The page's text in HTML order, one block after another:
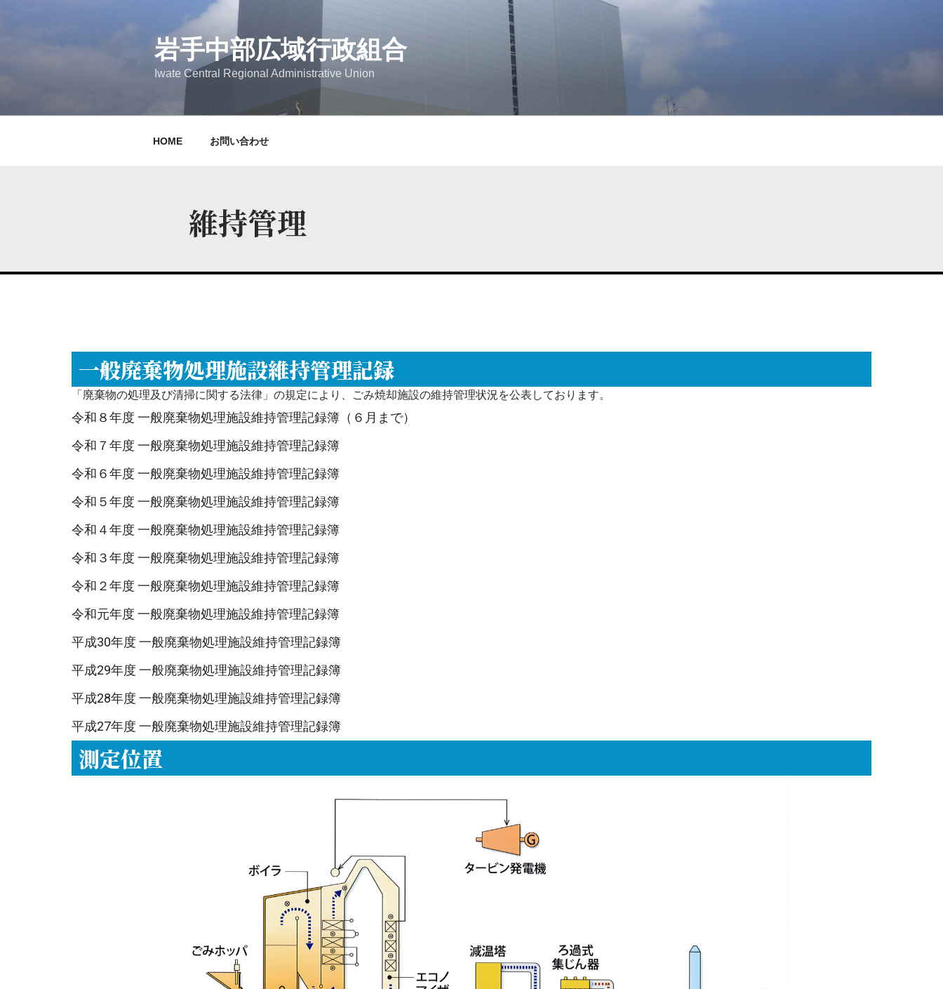
岩手中部広域行政組合
Iwate Central Regional Administrative Union
HOME お問い合わせ
維持管理
一般廃棄物処理施設維持管理記録
「廃棄物の処理及び清掃に関する法律」の規定により、ごみ焼却施設の維持管理状況を公表しております。
令和８年度 一般廃棄物処理施設維持管理記録簿（６月まで）
令和７年度 一般廃棄物処理施設維持管理記録簿
令和６年度 一般廃棄物処理施設維持管理記録簿
令和５年度 一般廃棄物処理施設維持管理記録簿
令和４年度 一般廃棄物処理施設維持管理記録簿
令和３年度 一般廃棄物処理施設維持管理記録簿
令和２年度 一般廃棄物処理施設維持管理記録簿
令和元年度 一般廃棄物処理施設維持管理記録簿
平成30年度 一般廃棄物処理施設維持管理記録簿
平成29年度 一般廃棄物処理施設維持管理記録簿
平成28年度 一般廃棄物処理施設維持管理記録簿
平成27年度 一般廃棄物処理施設維持管理記録簿
測定位置